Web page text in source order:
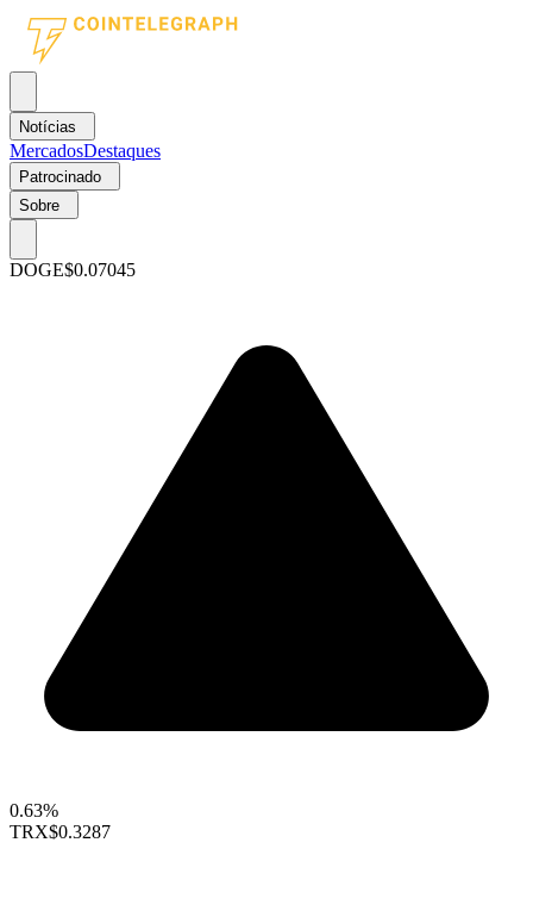
Notícias
MercadosDestaques
Patrocinado
Sobre
DOGE$0.07045
0.63%
TRX$0.3287